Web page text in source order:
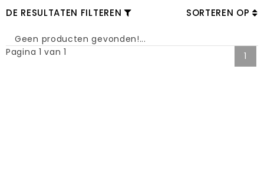
DE RESULTATEN FILTEREN SORTEREN OP
Geen producten gevonden!...
Pagina 1 van 1
1